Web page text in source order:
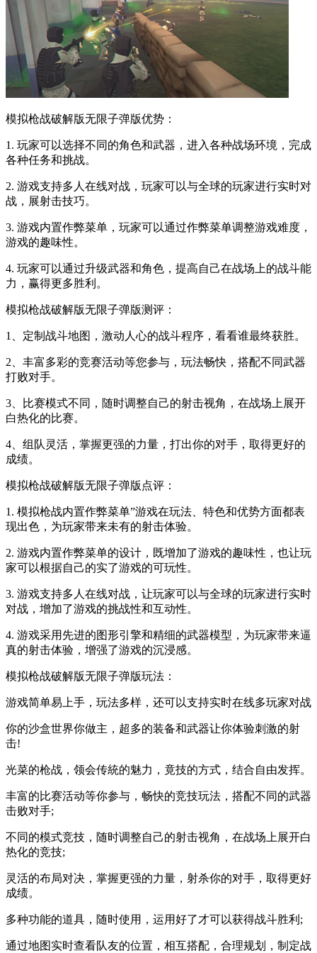
模拟枪战破解版无限子弹版优势：
1. 玩家可以选择不同的角色和武器，进入各种战场环境，完成
各种任务和挑战。
2. 游戏支持多人在线对战，玩家可以与全球的玩家进行实时对
战，展射击技巧。
3. 游戏内置作弊菜单，玩家可以通过作弊菜单调整游戏难度，
游戏的趣味性。
4. 玩家可以通过升级武器和角色，提高自己在战场上的战斗能
力，赢得更多胜利。
模拟枪战破解版无限子弹版测评：
1、定制战斗地图，激动人心的战斗程序，看看谁最终获胜。
2、丰富多彩的竞赛活动等您参与，玩法畅快，搭配不同武器
打败对手。
3、比赛模式不同，随时调整自己的射击视角，在战场上展开
白热化的比赛。
4、组队灵活，掌握更强的力量，打出你的对手，取得更好的
成绩。
模拟枪战破解版无限子弹版点评：
1. 模拟枪战内置作弊菜单”游戏在玩法、特色和优势方面都表
现出色，为玩家带来未有的射击体验。
2. 游戏内置作弊菜单的设计，既增加了游戏的趣味性，也让玩
家可以根据自己的实了游戏的可玩性。
3. 游戏支持多人在线对战，让玩家可以与全球的玩家进行实时
对战，增加了游戏的挑战性和互动性。
4. 游戏采用先进的图形引擎和精细的武器模型，为玩家带来逼
真的射击体验，增强了游戏的沉浸感。
模拟枪战破解版无限子弹版玩法：
游戏简单易上手，玩法多样，还可以支持实时在线多玩家对战
你的沙盒世界你做主，超多的装备和武器让你体验刺激的射
击!
光菜的枪战，领会传統的魅力，竟技的方式，结合自由发挥。
丰富的比赛活动等你参与，畅快的竞技玩法，搭配不同的武器
击败对手;
不同的模式竞技，随时调整自己的射击视角，在战场上展开白
热化的竞技;
灵活的布局对决，掌握更强的力量，射杀你的对手，取得更好
成绩。
多种功能的道具，随时使用，运用好了才可以获得战斗胜利;
通过地图实时查看队友的位置，相互搭配，合理规划，制定战